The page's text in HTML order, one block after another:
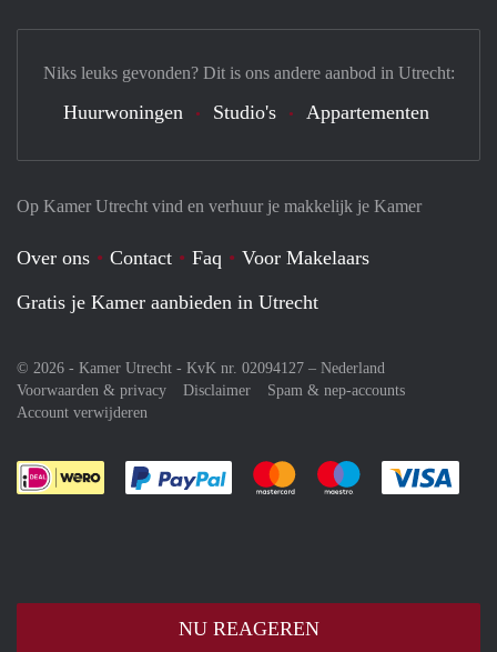
NU REAGEREN
Op Kamer Utrecht vind en verhuur je makkelijk je Kamer
Over ons Contact Faq
Voor Makelaars
Gratis je Kamer aanbieden in Utrecht
© 2026 - Kamer Utrecht - KvK nr. 02094127 – Nederland
Voorwaarden & privacy
Disclaimer
Spam & nep-accounts
Account verwijderen
Je rekent gemakkelijk af met Paypal
Je rekent gemakkelijk af met
Je rekent
Niks leuks gevonden? Dit is ons andere aanbod in Utrecht:
Huurwoningen Studio's Appartementen